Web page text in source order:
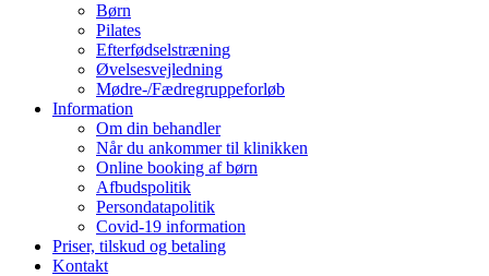
Børn
Pilates
Efterfødselstræning
Øvelsesvejledning
Mødre-/Fædregruppeforløb
Information
Om din behandler
Når du ankommer til klinikken
Online booking af børn
Afbudspolitik
Persondatapolitik
Covid-19 information
Priser, tilskud og betaling
Kontakt